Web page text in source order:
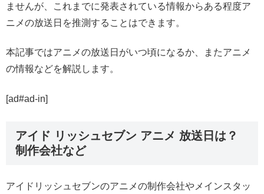
ませんが、これまでに発表されている情報からある程度ア
ニメの放送日を推測することはできます。
本記事ではアニメの放送日がいつ頃になるか、またアニメ
の情報などを解説します。
[ad#ad-in]
アイド リッシュセブン アニメ 放送日は？
制作会社など
アイドリッシュセブンのアニメの制作会社やメインスタッ